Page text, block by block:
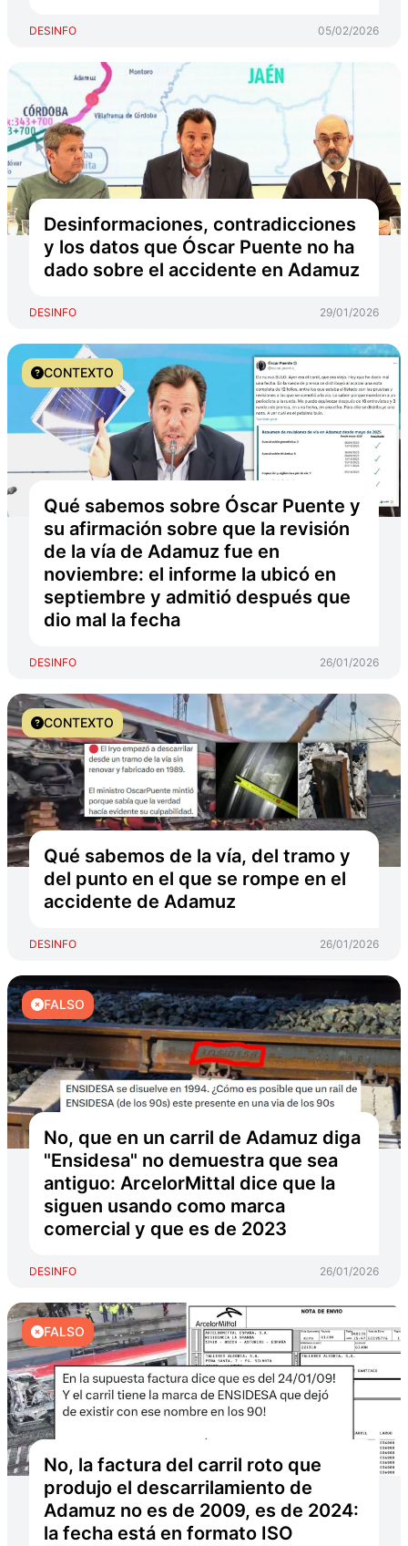
DESINFO 05/02/2026
Desinformaciones, contradicciones
y los datos que Óscar Puente no ha
dado sobre el accidente en Adamuz
DESINFO 29/01/2026
CONTEXTO
Qué sabemos sobre Óscar Puente y
su afirmación sobre que la revisión
de la vía de Adamuz fue en
noviembre: el informe la ubicó en
septiembre y admitió después que
dio mal la fecha
DESINFO 26/01/2026
CONTEXTO
Qué sabemos de la vía, del tramo y
del punto en el que se rompe en el
accidente de Adamuz
DESINFO 26/01/2026
FALSO
No, que en un carril de Adamuz diga
"Ensidesa" no demuestra que sea
antiguo: ArcelorMittal dice que la
siguen usando como marca
comercial y que es de 2023
DESINFO 26/01/2026
FALSO
No, la factura del carril roto que
produjo el descarrilamiento de
Adamuz no es de 2009, es de 2024:
la fecha está en formato ISO